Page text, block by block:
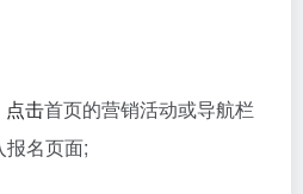
点击首页的营销活动或导航栏
报名页面;